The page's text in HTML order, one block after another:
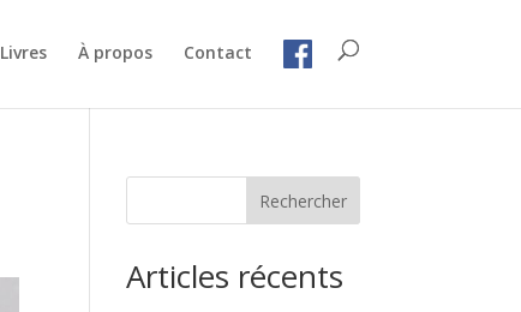
Livres À propos Contact
Rechercher
Articles récents